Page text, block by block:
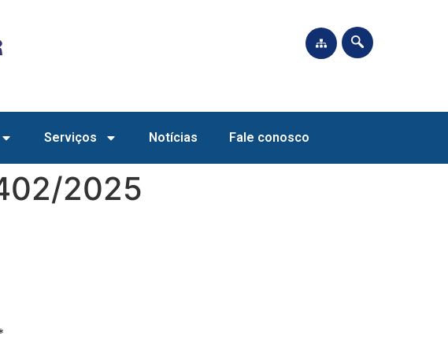
Serviços Notícias Fale conosco
2025